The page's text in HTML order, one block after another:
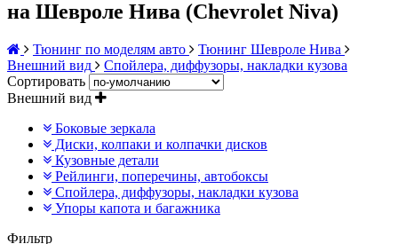
на Шевроле Нива (Chevrolet Niva)
Тюнинг по моделям авто
Тюнинг Шевроле Нива
Внешний вид
Спойлера, диффузоры, накладки кузова
Сортировать
Внешний вид
Боковые зеркала
Диски, колпаки и колпачки дисков
Кузовные детали
Рейлинги, поперечины, автобоксы
Спойлера, диффузоры, накладки кузова
Упоры капота и багажника
Фильтр